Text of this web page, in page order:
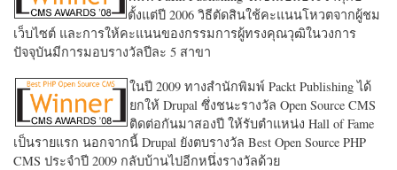
ตั้งแต่ปี 2006 วิธีตัดสินใช้คะแนนโหวตจากผู้ชม
เว็บไซต์ และการให้คะแนนของกรรมการผู้ทรงคุณวุฒิในวงการ
ปัจจุบันมีการมอบรางวัลปีละ 5 สาขา
ในปี 2009 ทางสำนักพิมพ์ Packt Publishing ได้
ยกให้ Drupal ซึ่งชนะรางวัล Open Source CMS
ติดต่อกันมาสองปี ให้รับตำแหน่ง Hall of Fame
เป็นรายแรก นอกจากนี้ Drupal ยังตบรางวัล Best Open Source PHP
CMS ประจำปี 2009 กลับบ้านไปอีกหนึ่งรางวัลด้วย